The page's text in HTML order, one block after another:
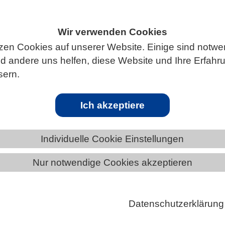
Wir verwenden Cookies
Cookies auf unserer Website. Einige sind
andere uns helfen, diese Website und Ihre
Ich akzeptiere
Individuelle Cookie Einstellungen
Nur notwendige Cookies akzeptieren
Datenschutzerklärung
BERLIN-BRANDENBURG
Landesverbände im VBIO in Kiel
Treffen der Landesverbände im VBIO am 28.
hatte der Vorsitzende von Hamburg/Schleswig-
in dessen altehrwürdigem Hörsaal die